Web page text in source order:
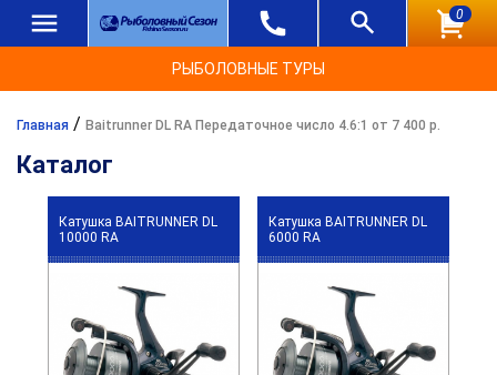
0
РЫБОЛОВНЫЕ ТУРЫ
Главная / Baitrunner DL RA Передаточное число 4.6:1 от 7 400 р.
Каталог
Катушка BAITRUNNER DL
10000 RA
Катушка BAITRUNNER DL
6000 RA